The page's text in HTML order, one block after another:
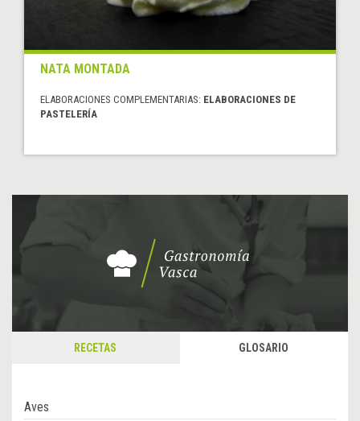
NATA MONTADA
ELABORACIONES COMPLEMENTARIAS: ELABORACIONES DE
PASTELERÍA
RECETAS GLOSARIO
Aves